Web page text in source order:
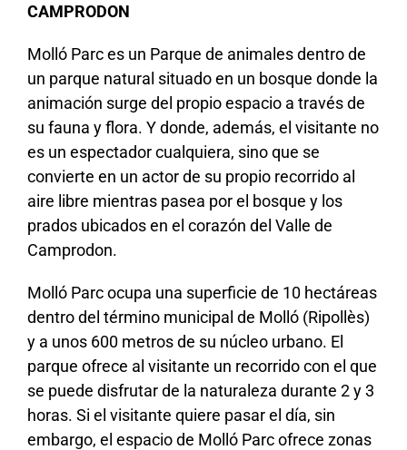
CAMPRODON
Molló Parc es un Parque de animales dentro de
un parque natural situado en un bosque donde la
animación surge del propio espacio a través de
su fauna y flora. Y donde, además, el visitante no
es un espectador cualquiera, sino que se
convierte en un actor de su propio recorrido al
aire libre mientras pasea por el bosque y los
prados ubicados en el corazón del Valle de
Camprodon.
Molló Parc ocupa una superficie de 10 hectáreas
dentro del término municipal de Molló (Ripollès)
y a unos 600 metros de su núcleo urbano. El
parque ofrece al visitante un recorrido con el que
se puede disfrutar de la naturaleza durante 2 y 3
horas. Si el visitante quiere pasar el día, sin
embargo, el espacio de Molló Parc ofrece zonas